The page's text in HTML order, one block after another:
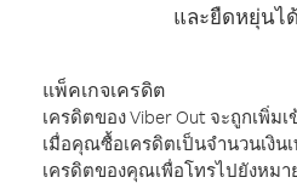
และยืดหยุ่นไ
แพ็คเกจเครดิต
เครดิตของ Viber Out จะถูกเพิ่
เมื่อคุณซื้อเครดิตเป็นจำนวนเงิน
เครดิตของคุณเพื่อโทรไปยังหมา